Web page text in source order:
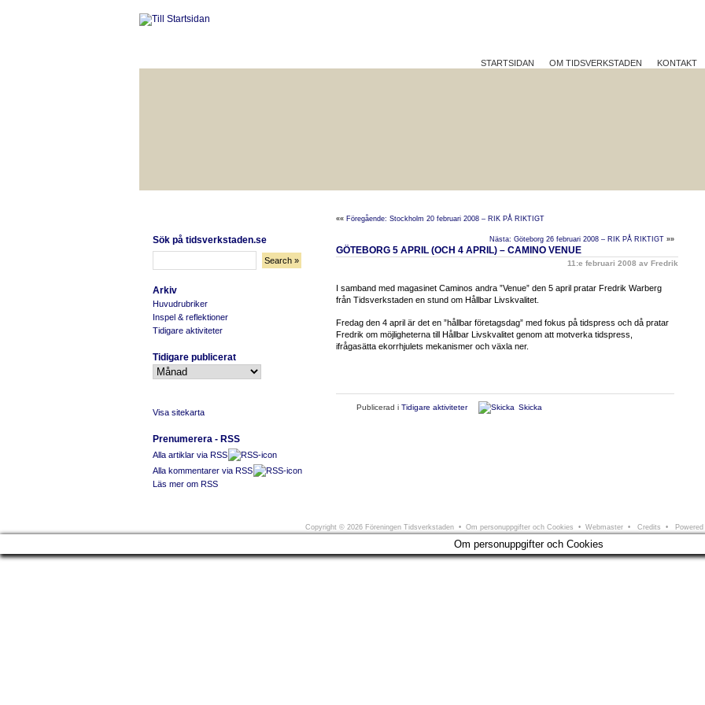
STARTSIDAN OM TIDSVERKSTADEN KONTAKT
Sök på tidsverkstaden.se
Arkiv
Huvudrubriker
Inspel & reflektioner
Tidigare aktiviteter
Tidigare publicerat
Visa sitekarta
Prenumerera - RSS
Alla artiklar via RSS
Alla kommentarer via RSS
Läs mer om RSS
«« Föregående: Stockholm 20 februari 2008 – RIK PÅ RIKTIGT
Nästa: Göteborg 26 februari 2008 – RIK PÅ RIKTIGT »»
GÖTEBORG 5 APRIL (OCH 4 APRIL) – CAMINO VENUE
11:e februari 2008 av Fredrik
I samband med magasinet Caminos andra ”Venue” den 5 april pratar Fredrik Warberg
från Tidsverkstaden en stund om Hållbar Livskvalitet.
Fredag den 4 april är det en ”hållbar företagsdag” med fokus på tidspress och då pratar
Fredrik om möjligheterna till Hållbar Livskvalitet genom att motverka tidspress,
ifrågasätta ekorrhjulets mekanismer och växla ner.
Publicerad i Tidigare aktiviteter Skicka
Copyright © 2026 Föreningen Tidsverkstaden • Om personuppgifter och Cookies • Webmaster • Credits • Powered
Om personuppgifter och Cookies